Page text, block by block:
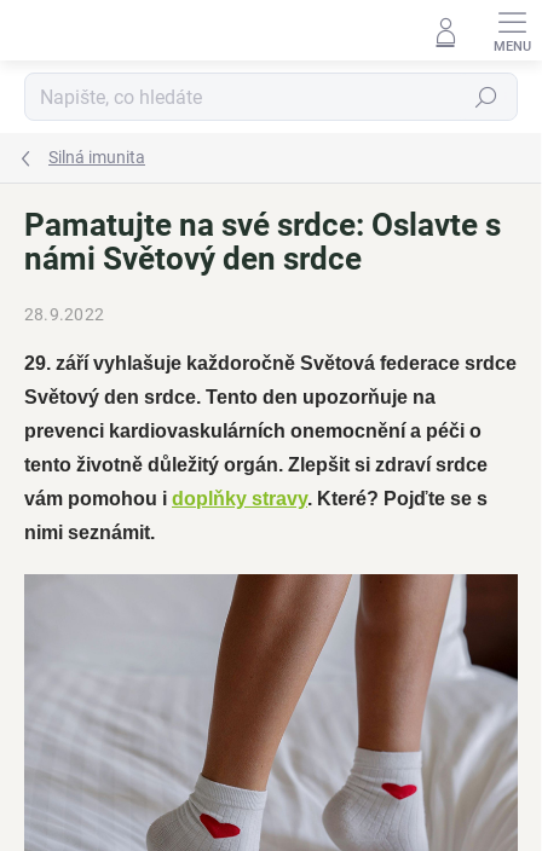
Hledat
Silná imunita
Pamatujte na své srdce: Oslavte s
námi Světový den srdce
28.9.2022
29. září vyhlašuje každoročně Světová federace srdce
Světový den srdce. Tento den upozorňuje na
prevenci kardiovaskulárních onemocnění a péči o
tento životně důležitý orgán. Zlepšit si zdraví srdce
vám pomohou i doplňky stravy. Které? Pojďte se s
nimi seznámit.